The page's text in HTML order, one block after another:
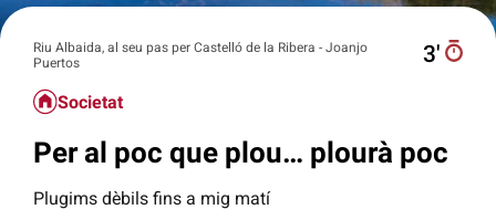
Riu Albaida, al seu pas per Castelló de la Ribera - Joanjo
Puertos
3′
Societat
Per al poc que plou… plourà poc
Plugims dèbils fins a mig matí